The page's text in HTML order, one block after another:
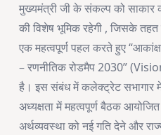
मुख्यमंत्री जी के संकल्प को साकार
की विशेष भूमिक रहेगी , जिसके तहत
एक महत्वपूर्ण पहल करते हुए
– रणनीतिक रोडमैप 2030”
है। इस संबंध में कलेक्ट्रेट सभागार में
अध्यक्षता में महत्वपूर्ण बैठक
अर्थव्यवस्था को नई गति देने और